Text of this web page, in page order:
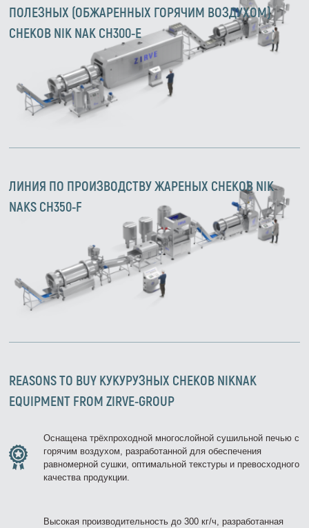
ПОЛЕЗНЫХ (ОБЖАРЕННЫХ ГОРЯЧИМ ВОЗДУХОМ)
СНЕКОВ NIK NAK CH300-E
ЛИНИЯ ПО ПРОИЗВОДСТВУ ЖАРЕНЫХ СНЕКОВ NIK
NAKS CH350-F
REASONS TO BUY КУКУРУЗНЫХ СНЕКОВ NIKNAK
EQUIPMENT FROM ZIRVE-GROUP
Оснащена трёхпроходной многослойной сушильной печью с
горячим воздухом, разработанной для обеспечения
равномерной сушки, оптимальной текстуры и превосходного
качества продукции.
Высокая производительность до 300 кг/ч, разработанная